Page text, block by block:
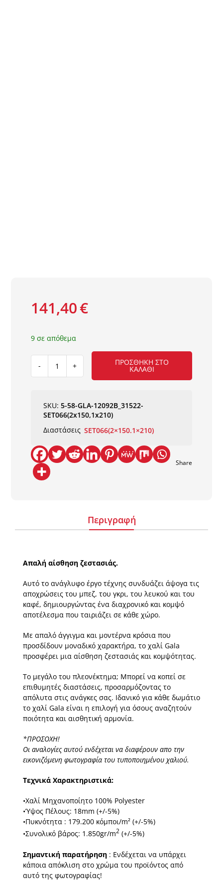
141,40€
9 σε απόθεμα
SET066(2x150,1x210)
ποσότητα
ΠΡΟΣΘΉΚΗ ΣΤΟ
ΚΑΛΆΘΙ
SKU:5-58-GLA-12092B_31522-
SET066(2x150,1x210)
Διαστάσεις SET066(2×150.1×210)
Share
Περιγραφή
Απαλή αίσθηση ζεστασιάς.
Αυτό το ανάγλυφο έργο τέχνης συνδυάζει άψογα τις
αποχρώσεις του µπεζ, του γκρι, του λευκού και του
καφέ, δηµιουργώντας ένα διαχρονικό και κοµψό
αποτέλεσµα που ταιριάζει σε κάθε χώρο.
Με απαλό άγγιγµα και µοντέρνα κρόσια που
προσδίδουν µοναδικό χαρακτήρα, το χαλί Gala
προσφέρει µια αίσθηση ζεστασιάς και κοµψότητας.
Το µεγάλο του πλεονέκτηµα; Μπορεί να κοπεί σε
επιθυµητές διαστάσεις, προσαρµόζοντας το
απόλυτα στις ανάγκες σας. Ιδανικό για κάθε δωµάτιο
το χαλί Gala είναι η επιλογή για όσους αναζητούν
ποιότητα και αισθητική αρµονία.
*ΠΡΟΣΟΧΗ!
Οι αναλογίες αυτού ενδέχεται να διαφέρουν απο την
εικονιζόµενη φωτογραφία του τυποποιηµένου χαλιού.
Τεχνικά Χαρακτηριστικά:
•Χαλί Μηχανοποίητο 100% Polyester
•Ύψος Πέλους: 18mm (+/-5%)
•Πυκνότητα : 179.200 κόµποι/m² (+/-5%)
•Συνολικό βάρος: 1.850gr/m2(+/-5%)
Σημαντική παρατήρηση: Ενδέχεται να υπάρχει
κάποια απόκλιση στο χρώμα του προϊόντος από
αυτό της φωτογραφίας!